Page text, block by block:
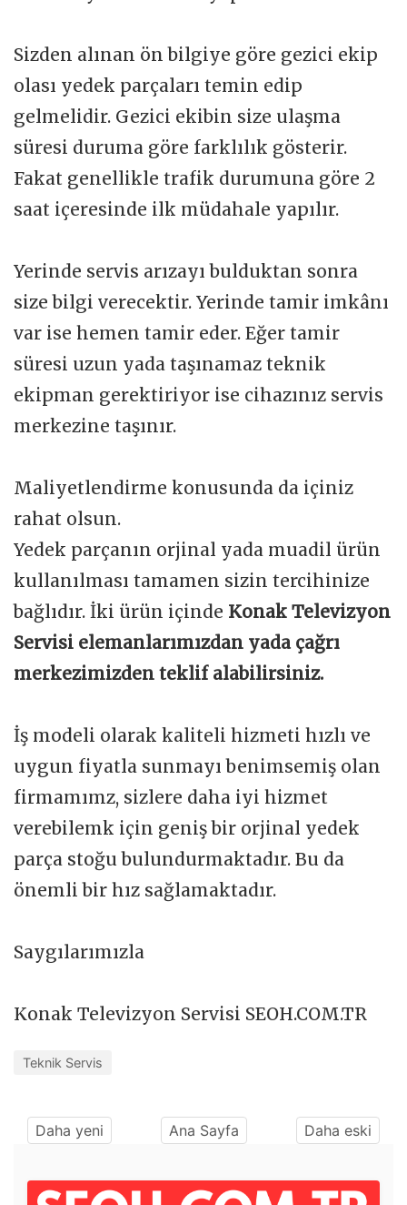
Sizden alınan ön bilgiye göre gezici ekip
olası yedek parçaları temin edip
gelmelidir. Gezici ekibin size ulaşma
süresi duruma göre farklılık gösterir.
Fakat genellikle trafik durumuna göre 2
saat içeresinde ilk müdahale yapılır.
Yerinde servis arızayı bulduktan sonra
size bilgi verecektir. Yerinde tamir imkânı
var ise hemen tamir eder. Eğer tamir
süresi uzun yada taşınamaz teknik
ekipman gerektiriyor ise cihazınız servis
merkezine taşınır.
Maliyetlendirme konusunda da içiniz
rahat olsun.
Yedek parçanın orjinal yada muadil ürün
kullanılması tamamen sizin tercihinize
bağlıdır. İki ürün içinde Konak Televizyon
Servisi elemanlarımızdan yada çağrı
merkezimizden teklif alabilirsiniz.
İş modeli olarak kaliteli hizmeti hızlı ve
uygun fiyatla sunmayı benimsemiş olan
firmamımz, sizlere daha iyi hizmet
verebilemk için geniş bir orjinal yedek
parça stoğu bulundurmaktadır. Bu da
önemli bir hız sağlamaktadır.
Saygılarımızla
Konak Televizyon Servisi SEOH.COM.TR
Teknik Servis
Daha yeni Ana Sayfa Daha eski